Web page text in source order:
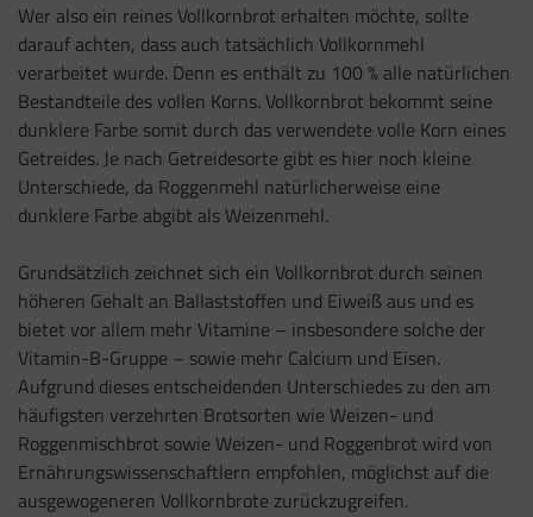
Wer also ein reines Vollkornbrot erhalten möchte, sollte
darauf achten, dass auch tatsächlich Vollkornmehl
verarbeitet wurde. Denn es enthält zu 100 % alle natürlichen
Bestandteile des vollen Korns. Vollkornbrot bekommt seine
dunklere Farbe somit durch das verwendete volle Korn eines
Getreides. Je nach Getreidesorte gibt es hier noch kleine
Unterschiede, da Roggenmehl natürlicherweise eine
dunklere Farbe abgibt als Weizenmehl.
Grundsätzlich zeichnet sich ein Vollkornbrot durch seinen
höheren Gehalt an Ballaststoffen und Eiweiß aus und es
bietet vor allem mehr Vitamine – insbesondere solche der
Vitamin-B-Gruppe – sowie mehr Calcium und Eisen.
Aufgrund dieses entscheidenden Unterschiedes zu den am
häufigsten verzehrten Brotsorten wie Weizen- und
Roggenmischbrot sowie Weizen- und Roggenbrot wird von
Ernährungswissenschaftlern empfohlen, möglichst auf die
ausgewogeneren Vollkornbrote zurückzugreifen.